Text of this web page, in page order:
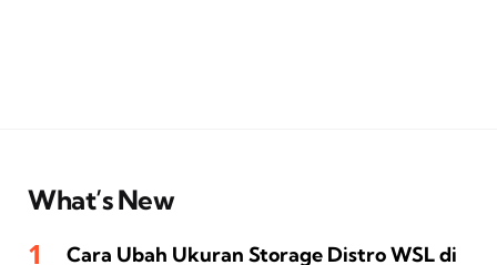
What’s New
Cara Ubah Ukuran Storage Distro WSL di